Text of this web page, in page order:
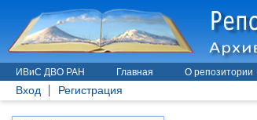
ИВиС ДВО РАН Главная О репозитории
Вход Регистрация